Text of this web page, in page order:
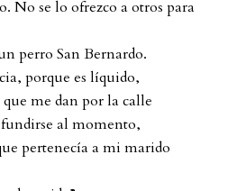
No se lo ofrezco a otros para
perro San Bernardo.
porque es líquido,
me dan por la calle
al momento,
pertenecía a mi marido